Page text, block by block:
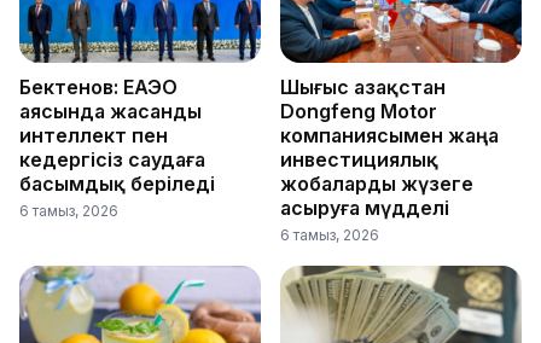
Бектенов: ЕАЭО
аясында жасанды
интеллект пен
кедергісіз саудаға
басымдық беріледі
6 тамыз, 2026
Шығыс Қазақстан
Dongfeng Motor
компаниясымен жаңа
инвестициялық
жобаларды жүзеге
асыруға мүдделі
6 тамыз, 2026